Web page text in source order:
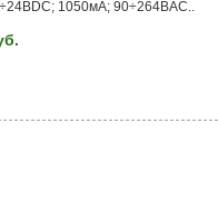
1050мА; 90÷264ВAC..